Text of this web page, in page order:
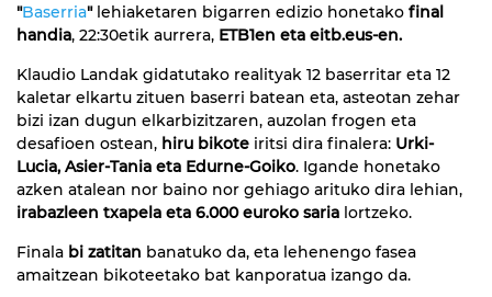
"Baserria"lehiaketaren bigarren edizio honetako final
handia, 22:30etik aurrera, ETB1en eta eitb.eus-en.
Klaudio Landak gidatutako realityak 12 baserritar eta 12
kaletar elkartu zituen baserri batean eta, asteotan zehar
bizi izan dugun elkarbizitzaren, auzolan frogen eta
desafioen ostean, hiru bikote iritsi dira finalera: Urki-
Lucia, Asier-Tania eta Edurne-Goiko. Igande honetako
azken atalean nor baino nor gehiago arituko dira lehian,
irabazleen txapela eta 6.000 euroko saria lortzeko.
Finala bi zatitan banatuko da, eta lehenengo fasea
amaitzean bikoteetako bat kanporatua izango da.